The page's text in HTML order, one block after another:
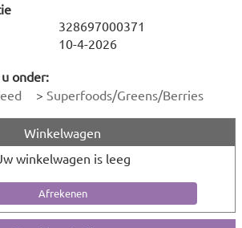
328697000371
10-4-2026
onder:
> Superfoods/Greens/Berries
Winkelwagen
winkelwagen is leeg